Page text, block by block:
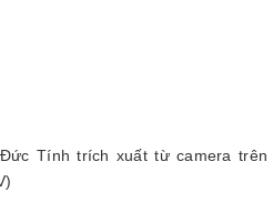
Tính trích xuất từ camera trên